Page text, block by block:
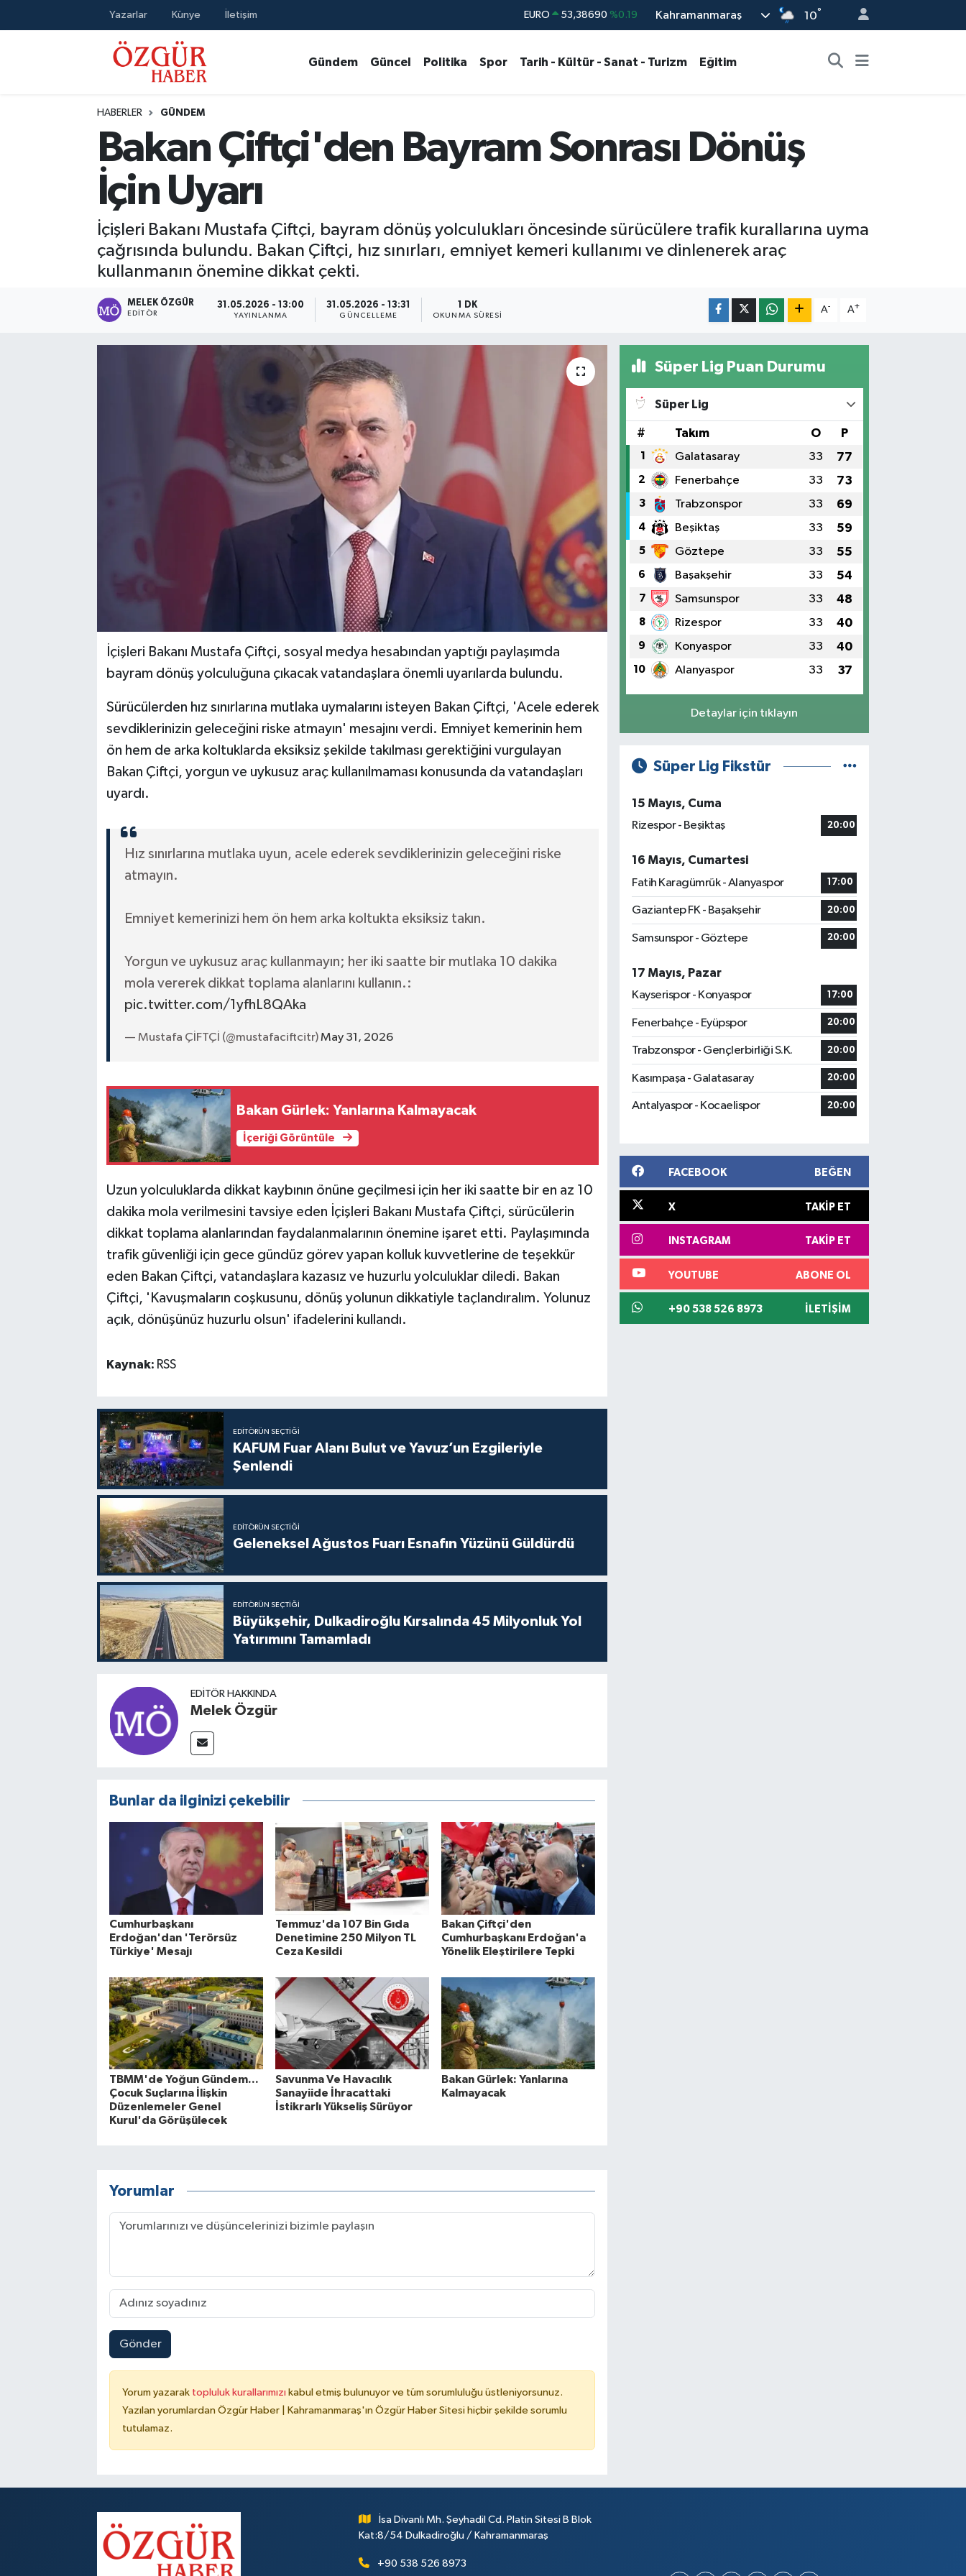
Yazarlar Künye İletişim STERLİN 61,60380 %0.18
BİST100 14.598,00 %0
Kahramanmaraş 10°
Gündem Güncel Politika Spor Tarih - Kültür - Sanat - Turizm Eğitim
HABERLER GÜNDEM
Bakan Çiftçi'den Bayram Sonrası Dönüş
İçin Uyarı
İçişleri Bakanı Mustafa Çiftçi, bayram dönüş yolculukları öncesinde sürücülere trafik kurallarına uyma
çağrısında bulundu. Bakan Çiftçi, hız sınırları, emniyet kemeri kullanımı ve dinlenerek araç
kullanmanın önemine dikkat çekti.
MELEK ÖZGÜR
EDITÖR
31.05.2026 - 13:00
YAYINLANMA
31.05.2026 - 13:31
GÜNCELLEME
1 DK
OKUNMA SÜRESI
A- A+
İçişleri Bakanı Mustafa Çiftçi, sosyal medya hesabından yaptığı paylaşımda
bayram dönüş yolculuğuna çıkacak vatandaşlara önemli uyarılarda bulundu.
Sürücülerden hız sınırlarına mutlaka uymalarını isteyen Bakan Çiftçi, 'Acele ederek
sevdiklerinizin geleceğini riske atmayın' mesajını verdi. Emniyet kemerinin hem
ön hem de arka koltuklarda eksiksiz şekilde takılması gerektiğini vurgulayan
Bakan Çiftçi, yorgun ve uykusuz araç kullanılmaması konusunda da vatandaşları
uyardı.
Hız sınırlarına mutlaka uyun, acele ederek sevdiklerinizin geleceğini riske
atmayın.
Emniyet kemerinizi hem ön hem arka koltukta eksiksiz takın.
Yorgun ve uykusuz araç kullanmayın; her iki saatte bir mutlaka 10 dakika
mola vererek dikkat toplama alanlarını kullanın.:
pic.twitter.com/1yfhL8QAka
— Mustafa ÇİFTÇİ (@mustafaciftcitr)May 31, 2026
Bakan Gürlek: Yanlarına Kalmayacak
İçeriği Görüntüle
Uzun yolculuklarda dikkat kaybının önüne geçilmesi için her iki saatte bir en az 10
dakika mola verilmesini tavsiye eden İçişleri Bakanı Mustafa Çiftçi, sürücülerin
dikkat toplama alanlarından faydalanmalarının önemine işaret etti. Paylaşımında
trafik güvenliği için gece gündüz görev yapan kolluk kuvvetlerine de teşekkür
eden Bakan Çiftçi, vatandaşlara kazasız ve huzurlu yolculuklar diledi. Bakan
Çiftçi, 'Kavuşmaların coşkusunu, dönüş yolunun dikkatiyle taçlandıralım. Yolunuz
açık, dönüşünüz huzurlu olsun' ifadelerini kullandı.
Kaynak: RSS
EDITÖRÜN SEÇTIĞI
KAFUM Fuar Alanı Bulut ve Yavuz’un Ezgileriyle
Şenlendi
EDITÖRÜN SEÇTIĞI
Geleneksel Ağustos Fuarı Esnafın Yüzünü Güldürdü
EDITÖRÜN SEÇTIĞI
Büyükşehir, Dulkadiroğlu Kırsalında 45 Milyonluk Yol
Yatırımını Tamamladı
EDITÖR HAKKINDA
Melek Özgür
Bunlar da ilginizi çekebilir
Cumhurbaşkanı
Erdoğan'dan 'Terörsüz
Türkiye' Mesajı
Temmuz'da 107 Bin Gıda
Denetimine 250 Milyon TL
Ceza Kesildi
Bakan Çiftçi'den
Cumhurbaşkanı Erdoğan'a
Yönelik Eleştirilere Tepki
TBMM'de Yoğun Gündem...
Çocuk Suçlarına İlişkin
Düzenlemeler Genel
Kurul'da Görüşülecek
Savunma Ve Havacılık
Sanayiide İhracattaki
İstikrarlı Yükseliş Sürüyor
Bakan Gürlek: Yanlarına
Kalmayacak
Yorumlar
Gönder
Yorum yazarak topluluk kurallarımızı kabul etmiş bulunuyor ve tüm sorumluluğu üstleniyorsunuz.
Yazılan yorumlardan Özgür Haber | Kahramanmaraş'ın Özgür Haber Sitesi hiçbir şekilde sorumlu
tutulamaz.
Süper Lig Puan Durumu
Süper Lig
# Takım O P
1 Galatasaray 33 77
2 Fenerbahçe 33 73
3 Trabzonspor 33 69
4 Beşiktaş 33 59
5 Göztepe 33 55
6 Başakşehir 33 54
7 Samsunspor 33 48
8 Rizespor 33 40
9 Konyaspor 33 40
10 Alanyaspor 33 37
Detaylar için tıklayın
Süper Lig Fikstür
15 Mayıs, Cuma
Rizespor - Beşiktaş
20:00
16 Mayıs, Cumartesi
Fatih Karagümrük - Alanyaspor
17:00
Gaziantep FK - Başakşehir 20:00
Samsunspor - Göztepe 20:00
17 Mayıs, Pazar
Kayserispor - Konyaspor
17:00
Fenerbahçe - Eyüpspor 20:00
Trabzonspor - Gençlerbirliği S.K. 20:00
Kasımpaşa - Galatasaray 20:00
Antalyaspor - Kocaelispor 20:00
FACEBOOK BEĞEN
X TAKIP ET
INSTAGRAM TAKIP ET
YOUTUBE ABONE OL
+90 538 526 8973 İLETIŞIM
İsa Divanlı Mh. Şeyhadil Cd. Platin Sitesi B Blok
Kat:8/54 Dulkadiroğlu / Kahramanmaraş
+90 538 526 8973
MODA - GÜZELLİK
Nöbetçi Eczaneler
Trafik Durumu
Süper Lig Puan Durumu ve Fikstür
Tüm Manşetler
Son Dakika Haberleri
Haber Arşivi